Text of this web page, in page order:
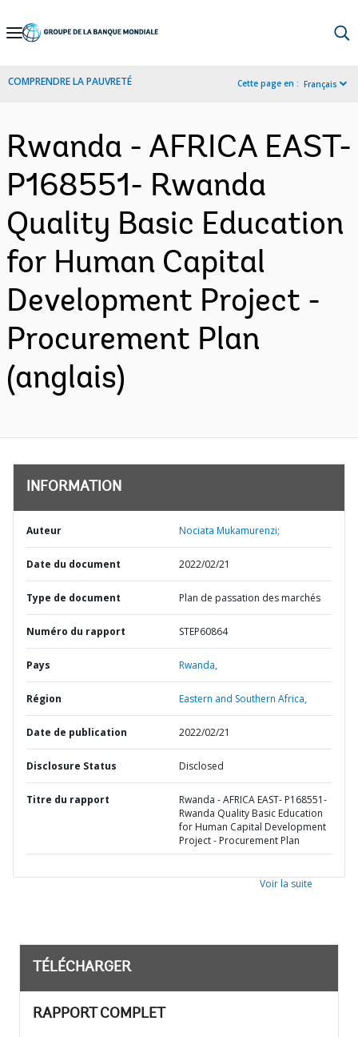
Skip
Navigation
COMPRENDRE LA PAUVRETÉ Cette page en : Français
Rwanda - AFRICA EAST-
P168551- Rwanda
Quality Basic Education
for Human Capital
Development Project -
Procurement Plan
(anglais)
INFORMATION
Auteur Nociata Mukamurenzi;
Date du document 2022/02/21
Type de document Plan de passation des marchés
Numéro du rapport STEP60864
Pays Rwanda,
Région Eastern and Southern Africa,
Date de publication 2022/02/21
Disclosure Status Disclosed
Titre du rapport
Rwanda - AFRICA EAST- P168551-
Rwanda Quality Basic Education
for Human Capital Development
Project - Procurement Plan
Voir la suite
TÉLÉCHARGER
RAPPORT COMPLET